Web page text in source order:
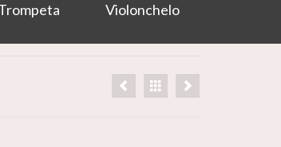
Violonchelo